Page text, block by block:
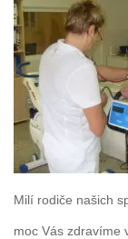
Milí rodiče našich
moc Vás zdravíme